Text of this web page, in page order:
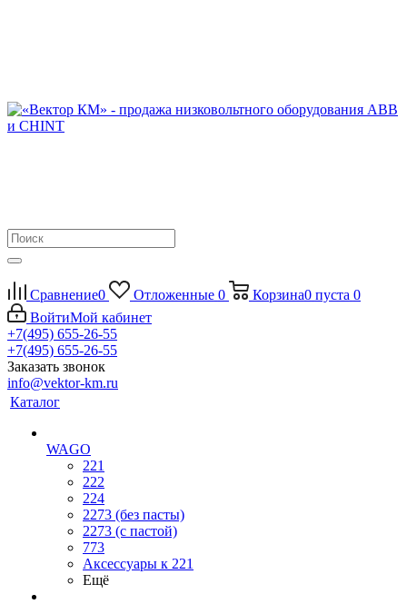
Сравнение0 Отложенные 0 Корзина0 пуста 0
ВойтиМой кабинет
+7(495) 655-26-55
+7(495) 655-26-55
Заказать звонок
info@vektor-km.ru
Каталог
WAGO
221
222
224
2273 (без пасты)
2273 (с пастой)
773
Аксессуары к 221
Ещё